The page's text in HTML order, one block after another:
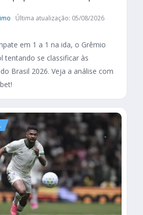
Última atualização: 05/08/2026
em 1 a 1 na ida, o Grêmio
tentando se classificar às
Brasil 2026. Veja a análise com